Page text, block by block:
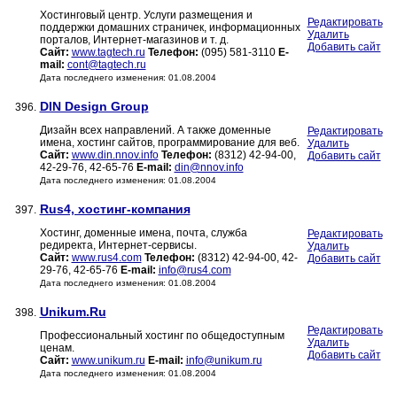
Хостинговый центр. Услуги размещения и
поддержки домашних страничек, информационных
порталов, Интернет-магазинов и т. д.
Сайт: www.tagtech.ru Телефон: (095) 581-3110 E-
mail: cont@tagtech.ru
Дата последнего изменения: 01.08.2004
Редактировать
Удалить
Добавить сайт
396. DIN Design Group
Дизайн всех направлений. А также доменные
имена, хостинг сайтов, программирование для веб.
Сайт: www.din.nnov.info Телефон: (8312) 42-94-00,
42-29-76, 42-65-76 E-mail: din@nnov.info
Дата последнего изменения: 01.08.2004
Редактировать
Удалить
Добавить сайт
397. Rus4, хостинг-компания
Хостинг, доменные имена, почта, служба
редиректа, Интернет-сервисы.
Сайт: www.rus4.com Телефон: (8312) 42-94-00, 42-
29-76, 42-65-76 E-mail: info@rus4.com
Дата последнего изменения: 01.08.2004
Редактировать
Удалить
Добавить сайт
398. Unikum.Ru
Профессиональный хостинг по общедоступным
ценам.
Сайт: www.unikum.ru E-mail: info@unikum.ru
Дата последнего изменения: 01.08.2004
Редактировать
Удалить
Добавить сайт